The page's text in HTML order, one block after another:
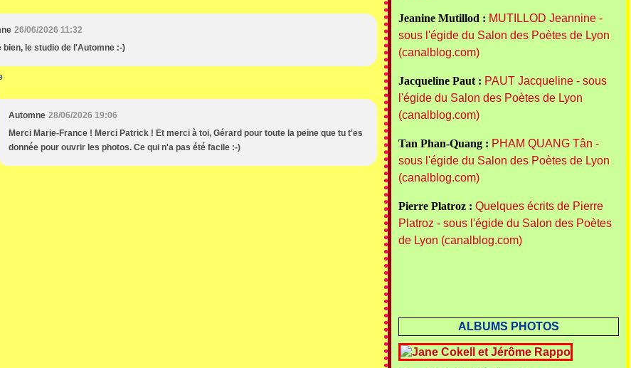
26/06/2026 11:32
bien, le studio de l'Automne :-)
Automne 28/06/2026 19:06
Merci Marie-France ! Merci Patrick ! Et merci à toi, Gérard pour toute la peine que tu t'es
donnée pour ouvrir les photos. Ce qui n'a pas été facile :-)
Jeanine Mutillod : MUTILLOD Jeannine -
sous l'égide du Salon des Poètes de Lyon
(canalblog.com)
Jacqueline Paut : PAUT Jacqueline - sous
l'égide du Salon des Poètes de Lyon
(canalblog.com)
Tan Phan-Quang : PHAM QUANG Tân -
sous l'égide du Salon des Poètes de Lyon
(canalblog.com)
Pierre Platroz : Quelques écrits de Pierre
Platroz - sous l'égide du Salon des Poètes
de Lyon (canalblog.com)
ALBUMS PHOTOS